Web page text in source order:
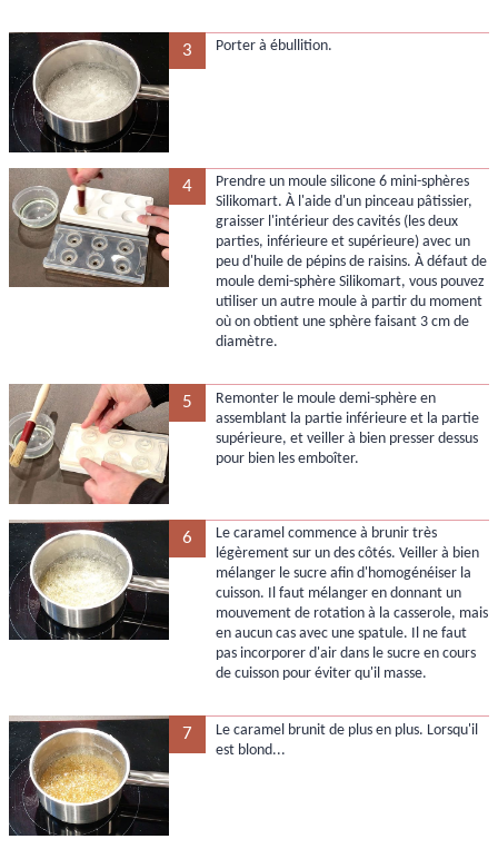
3 Porter à ébullition.
4
Prendre un moule silicone 6 mini-sphères
Silikomart. À l'aide d'un pinceau pâtissier,
graisser l'intérieur des cavités (les deux
parties, inférieure et supérieure) avec un
peu d'huile de pépins de raisins. À défaut de
moule demi-sphère Silikomart, vous pouvez
utiliser un autre moule à partir du moment
où on obtient une sphère faisant 3 cm de
diamètre.
5
Remonter le moule demi-sphère en
assemblant la partie inférieure et la partie
supérieure, et veiller à bien presser dessus
pour bien les emboîter.
6
Le caramel commence à brunir très
légèrement sur un des côtés. Veiller à bien
mélanger le sucre afin d'homogénéiser la
cuisson. Il faut mélanger en donnant un
mouvement de rotation à la casserole, mais
en aucun cas avec une spatule. Il ne faut
pas incorporer d'air dans le sucre en cours
de cuisson pour éviter qu'il masse.
7
Le caramel brunit de plus en plus. Lorsqu'il
est blond...